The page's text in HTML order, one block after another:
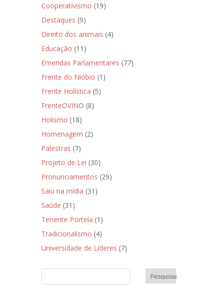
Cooperativismo (19)
Destaques (9)
Direito dos animais (4)
Educação (11)
Emendas Parlamentares (77)
Frente do Nióbio (1)
Frente Holística (5)
FrenteOVINO (8)
Holismo (18)
Homenagem (2)
Palestras (7)
Projeto de Lei (30)
Pronunciamentos (29)
Saiu na mídia (31)
Saúde (31)
Tenente Portela (1)
Tradicionalismo (4)
Universidade de Líderes (7)